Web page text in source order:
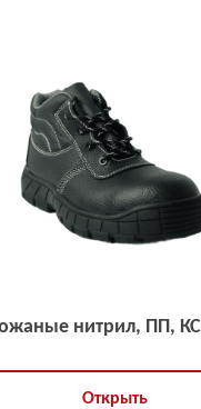
нитрил, ПП, КС
Открыть